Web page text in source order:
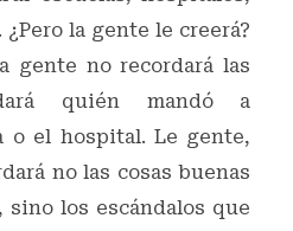
la gente le creerá?
gente no recordará las
quién mandó a
o el hospital. Le gente,
no las cosas buenas
los escándalos que